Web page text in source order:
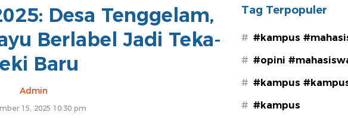
Desa Tenggelam,
Berlabel Jadi Teka-
Baru
Admin
15, 2025 10:30 pm
Tag Terpopuler
# #kampus
# #opini
# #kampus
# #kampus